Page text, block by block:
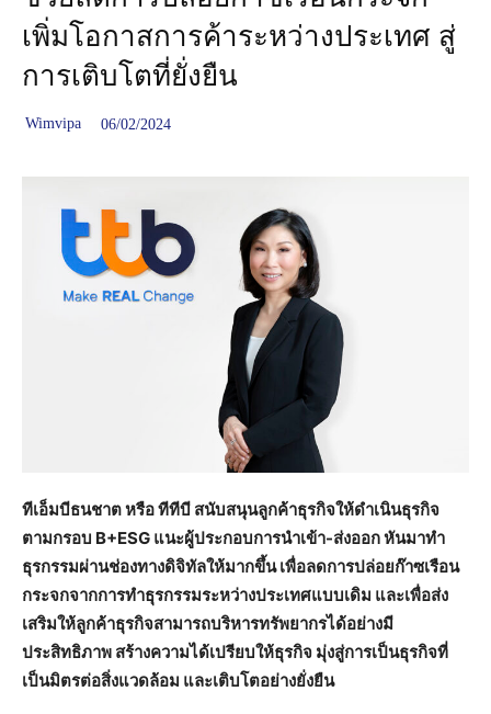
เพิ่มโอกาสการค้าระหว่างประเทศ สู่
การเติบโตที่ยั่งยืน
Wimvipa 06/02/2024
ทีเอ็มบีธนชาต หรือ ทีทีบี สนับสนุนลูกค้าธุรกิจให้ดำเนินธุรกิจ
ตามกรอบ B+ESG แนะผู้ประกอบการนำเข้า-ส่งออก หันมาทำ
ธุรกรรมผ่านช่องทางดิจิทัลให้มากขึ้น เพื่อลดการปล่อยก๊าซเรือน
กระจกจากการทำธุรกรรมระหว่างประเทศแบบเดิม และเพื่อส่ง
เสริมให้ลูกค้าธุรกิจสามารถบริหารทรัพยากรได้อย่างมี
ประสิทธิภาพ สร้างความได้เปรียบให้ธุรกิจ มุ่งสู่การเป็นธุรกิจที่
เป็นมิตรต่อสิ่งแวดล้อม และเติบโตอย่างยั่งยืน